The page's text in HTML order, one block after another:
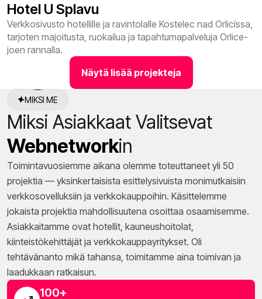
Hotel U Splavu
Verkkosivusto hotellille ja ravintolalle Kostelec nad Orlicíssa,
tarjoten majoitusta, ruokailua ja tapahtumapalveluja Orlice-
joen rannalla.
Näytä lisää projekteja
MIKSI ME
Miksi Asiakkaat Valitsevat
WebnetworkIn
Toimintavuosiemme aikana olemme toteuttaneet yli 50
projektia — yksinkertaisista esittelysivuista monimutkaisiin
verkkosovelluksiin ja verkkokauppoihin. Käsittelemme
jokaista projektia mahdollisuutena osoittaa osaamisemme.
Asiakkaitamme ovat hotellit, kauneushoitolat,
kiinteistökehittäjät ja verkkokauppayritykset. Oli
tehtävänanto mikä tahansa, toimitamme aina toimivan ja
laadukkaan ratkaisun.
100+